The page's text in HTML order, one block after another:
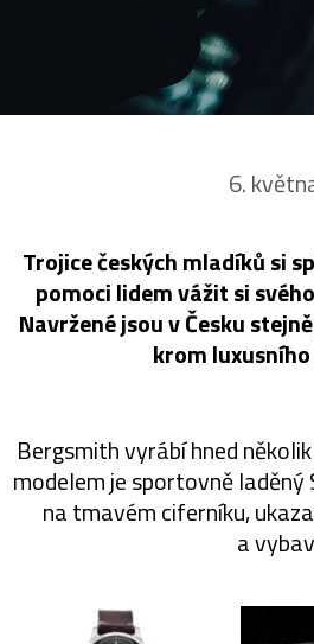
6.
Trojice českých mladíků si
pomoci lidem vážit si
Navržené jsou v Česku
krom
Bergsmith vyrábí hned
modelem je sportovně
na tmavém ciferníku,
a